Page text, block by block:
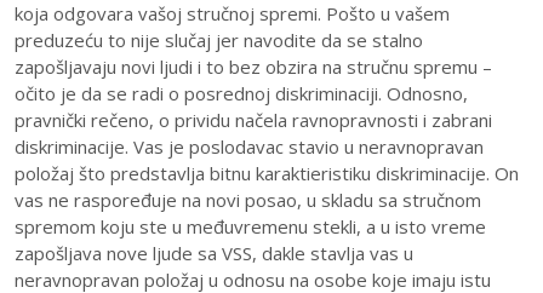
koja odgovara vašoj stručnoj spremi. Pošto u vašem
preduzeću to nije slučaj jer navodite da se stalno
zapošljavaju novi ljudi i to bez obzira na stručnu spremu –
očito je da se radi o posrednoj diskriminaciji. Odnosno,
pravnički rečeno, o prividu načela ravnopravnosti i zabrani
diskriminacije. Vas je poslodavac stavio u neravnopravan
položaj što predstavlja bitnu karaktieristiku diskriminacije. On
vas ne raspoređuje na novi posao, u skladu sa stručnom
spremom koju ste u međuvremenu stekli, a u isto vreme
zapošljava nove ljude sa VSS, dakle stavlja vas u
neravnopravan položaj u odnosu na osobe koje imaju istu